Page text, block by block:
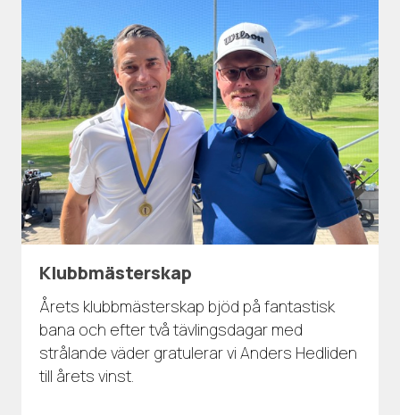
Klubbmästerskap
Årets klubbmästerskap bjöd på fantastisk
bana och efter två tävlingsdagar med
strålande väder gratulerar vi Anders Hedliden
till årets vinst.